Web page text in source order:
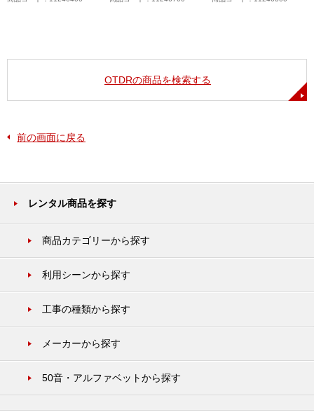
OTDRの商品を検索する
前の画面に戻る
レンタル商品を探す
商品カテゴリーから探す
利用シーンから探す
工事の種類から探す
メーカーから探す
50音・アルファベットから探す